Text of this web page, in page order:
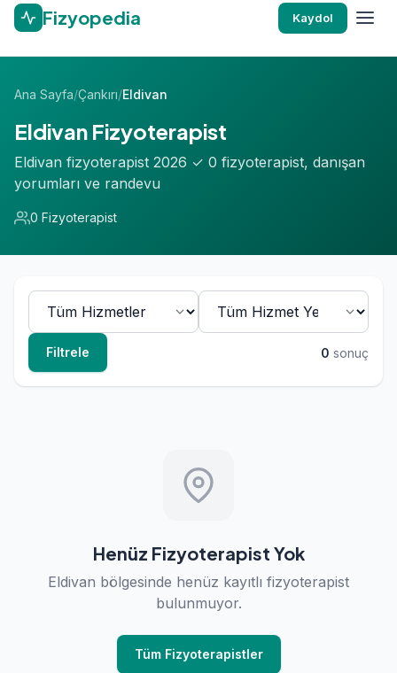
Fizyopedia Kaydol
Ana Sayfa/Çankırı/Eldivan
Eldivan Fizyoterapist
Eldivan fizyoterapist 2026 ✓ 0 fizyoterapist, danışan
yorumları ve randevu
0 Fizyoterapist
Filtrele 0 sonuç
Henüz Fizyoterapist Yok
Eldivan bölgesinde henüz kayıtlı fizyoterapist
bulunmuyor.
Tüm Fizyoterapistler